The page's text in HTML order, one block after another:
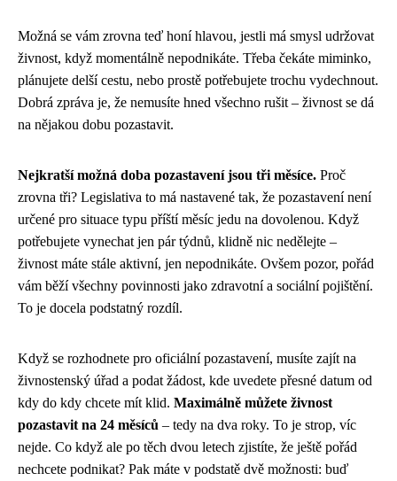
Možná se vám zrovna teď honí hlavou, jestli má smysl udržovat
živnost, když momentálně nepodnikáte. Třeba čekáte miminko,
plánujete delší cestu, nebo prostě potřebujete trochu vydechnout.
Dobrá zpráva je, že nemusíte hned všechno rušit – živnost se dá
na nějakou dobu pozastavit.
Nejkratší možná doba pozastavení jsou tři měsíce. Proč
zrovna tři? Legislativa to má nastavené tak, že pozastavení není
určené pro situace typu příští měsíc jedu na dovolenou. Když
potřebujete vynechat jen pár týdnů, klidně nic nedělejte –
živnost máte stále aktivní, jen nepodnikáte. Ovšem pozor, pořád
vám běží všechny povinnosti jako zdravotní a sociální pojištění.
To je docela podstatný rozdíl.
Když se rozhodnete pro oficiální pozastavení, musíte zajít na
živnostenský úřad a podat žádost, kde uvedete přesné datum od
kdy do kdy chcete mít klid. Maximálně můžete živnost
pozastavit na 24 měsíců – tedy na dva roky. To je strop, víc
nejde. Co když ale po těch dvou letech zjistíte, že ještě pořád
nechcete podnikat? Pak máte v podstatě dvě možnosti: buď